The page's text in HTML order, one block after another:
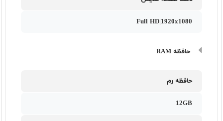
Full HD|1920x1080
حافظه RAM
حافظه رم
12GB